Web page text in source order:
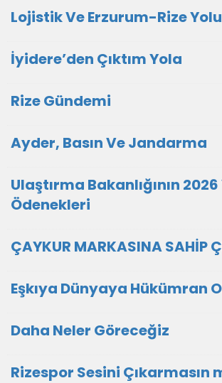
Lojistik Ve Erzurum-Rize Yolu
İyidere’den Çıktım Yola
Rize Gündemi
Ayder, Basın Ve Jandarma
Ulaştırma Bakanlığının 2026
Ödenekleri
ÇAYKUR MARKASINA SAHİP
Eşkıya Dünyaya Hükümran
Daha Neler Göreceğiz
Rizespor Sesini Çıkarmasın